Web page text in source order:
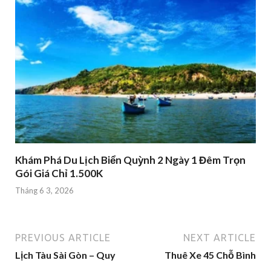
Khám Phá Du Lịch Biển Quỳnh 2 Ngày 1 Đêm Trọn
Gói Giá Chỉ 1.500K
Tháng 6 3, 2026
PREVIOUS ARTICLE
Lịch Tàu Sài Gòn – Quy
NEXT ARTICLE
Thuê Xe 45 Chỗ Bình